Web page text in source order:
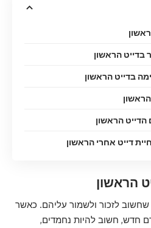
לזכור ולשמור עליהם. כאשר
חדש, חשוב להיות נחמדים,